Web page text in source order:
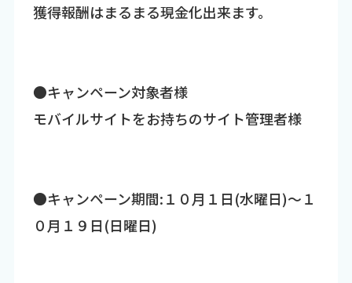
獲得報酬はまるまる現金化出来ます。
●キャンペーン対象者様
モバイルサイトをお持ちのサイト管理者様
●キャンペーン期間:１０月１日(水曜日)～１
０月１９日(日曜日)